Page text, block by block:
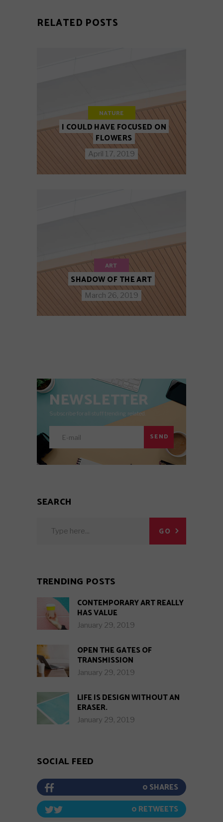
RELATED POSTS
NATURE
I COULD HAVE FOCUSED ON
FLOWERS
April 17, 2019
ART
SHADOW OF THE ART
March 26, 2019
NEWSLETTER
Subscribe for all stuff trending related.
SEND
SEARCH
GO
TRENDING POSTS
CONTEMPORARY ART REALLY
HAS VALUE
January 29, 2019
OPEN THE GATES OF
TRANSMISSION
January 29, 2019
LIFE IS DESIGN WITHOUT AN
ERASER.
January 29, 2019
SOCIAL FEED
0
0